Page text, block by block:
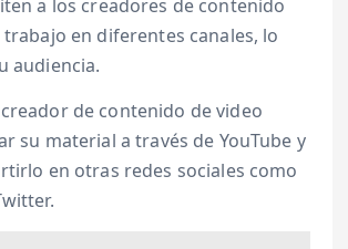
a los creadores de contenido
en diferentes canales, lo
audiencia.
de contenido de video
su material a través de YouTube y
en otras redes sociales como